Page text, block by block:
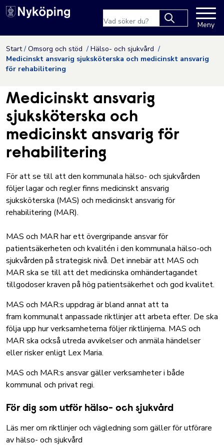
Hoppa till innehåll
Nyköpings kommuns
results.
Meny
Start Omsorg och stöd
Hälso- och sjukvård
Medicinskt ansvarig sjuksköterska och medicinskt ansvarig
för rehabilitering
Medicinskt ansvarig
sjuksköterska och
medicinskt ansvarig för
rehabilitering
För att se till att den kommunala hälso- och sjukvården
följer lagar och regler finns medicinskt ansvarig
sjuksköterska (MAS) och medicinskt ansvarig för
rehabilitering (MAR).
MAS och MAR har ett övergripande ansvar för
patientsäkerheten och kvalitén i den kommunala hälso-och
sjukvården på strategisk nivå. Det innebär att MAS och
MAR ska se till att det medicinska omhändertagandet
tillgodoser kraven på hög patientsäkerhet och god kvalitet.
MAS och MAR:s uppdrag är bland annat att ta
fram kommunalt anpassade riktlinjer att arbeta efter. De ska
följa upp hur verksamheterna följer riktlinjerna. MAS och
MAR ska också utreda avvikelser och anmäla händelser
eller risker enligt Lex Maria.
MAS och MAR:s ansvar gäller verksamheter i både
kommunal och privat regi.
För dig som utför hälso- och sjukvård
Läs mer om riktlinjer och vägledning som gäller för utförare
av hälso- och sjukvård